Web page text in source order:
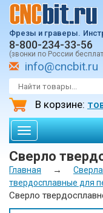
Фрезы и граверы.
8-800-234-33-56
(звонки по России
info@cncbit.ru
В корзине:
Toggle
navigation
Сверло
Главная →
твердосплавные для
Сверло